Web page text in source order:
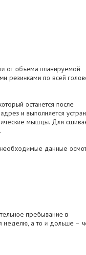
от объема планируемой
резинками по всей
останется после
и выполняется
мышцы. Для
необходимые данные
пребывание в
неделю, а то и дольше –